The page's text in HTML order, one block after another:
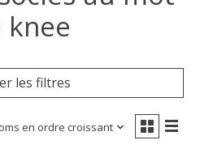
knee
les filtres
en ordre croissant